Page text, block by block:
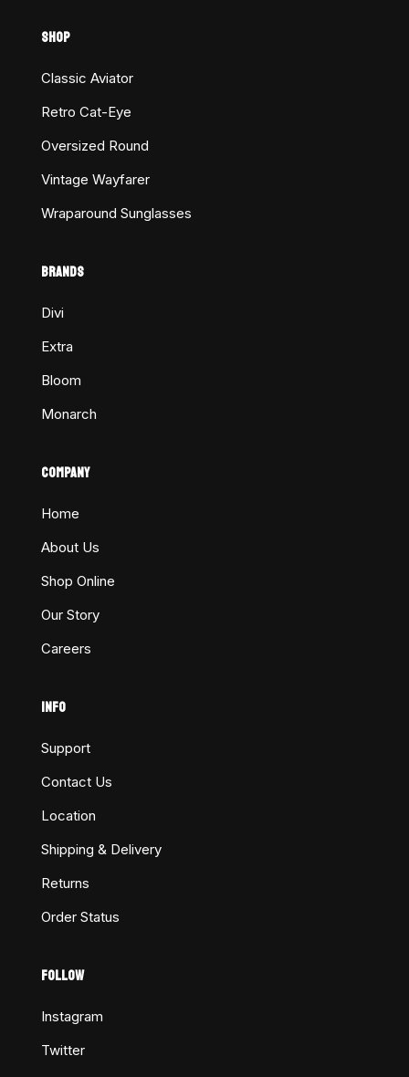
SHOP
Classic Aviator
Retro Cat-Eye
Oversized Round
Vintage Wayfarer
Wraparound Sunglasses
BRANDS
Divi
Extra
Bloom
Monarch
COMPANY
Home
About Us
Shop Online
Our Story
Careers
INFO
Support
Contact Us
Location
Shipping & Delivery
Returns
Order Status
FOLLOW
Instagram
Twitter